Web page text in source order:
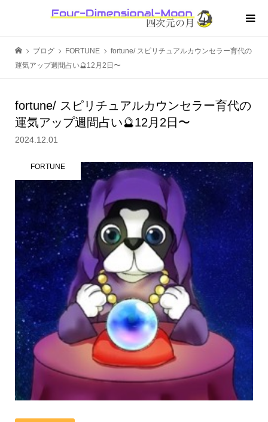
ブログ FORTUNE
fortune/ スピリチュアルカウンセラー育代の
運気アップ週間占い🔮12月2日〜
fortune/ スピリチュアルカウンセラー育代の
運気アップ週間占い🔮12月2日〜
2024.12.01
FORTUNE